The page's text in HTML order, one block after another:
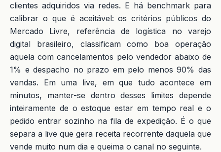
clientes adquiridos via redes. E há benchmark para
calibrar o que é aceitável: os critérios públicos do
Mercado Livre, referência de logística no varejo
digital brasileiro, classificam como boa operação
aquela com cancelamentos pelo vendedor abaixo de
1% e despacho no prazo em pelo menos 90% das
vendas. Em uma live, em que tudo acontece em
minutos, manter-se dentro desses limites depende
inteiramente de o estoque estar em tempo real e o
pedido entrar sozinho na fila de expedição. É o que
separa a live que gera receita recorrente daquela que
vende muito num dia e queima o canal no seguinte.